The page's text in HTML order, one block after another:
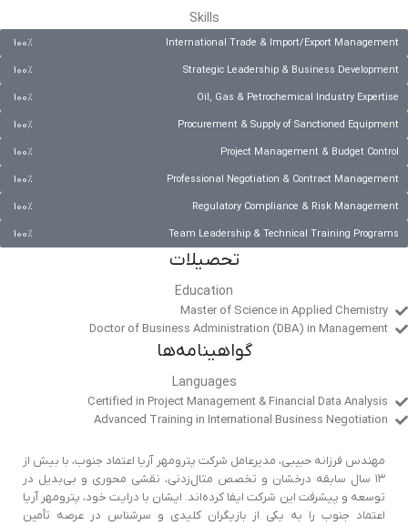
Skills
International Trade & Import/Export Management
100%
Strategic Leadership & Business Development
100%
Oil, Gas & Petrochemical Industry Expertise
100%
Procurement & Supply of Sanctioned Equipment
100%
Project Management & Budget Control
100%
Professional Negotiation & Contract Management
100%
Regulatory Compliance & Risk Management
100%
Team Leadership & Technical Training Programs
100%
تحصیلات
Education
Master of Science in Applied Chemistry
Doctor of Business Administration (DBA) in Management
گواهینامه‌ها
Languages
Certified in Project Management & Financial Data Analysis
Advanced Training in International Business Negotiation
مهندس فرزانه حبیبی، مدیرعامل شرکت پترومهر آریا اعتماد جنوب، با بیش از
۱۳ سال سابقه درخشان و تخصص مثال‌زدنی، نقشی محوری و بی‌بدیل در
توسعه و پیشرفت این شرکت ایفا کرده‌اند. ایشان با درایت خود، پترومهر آریا
اعتماد جنوب را به یکی از بازیگران کلیدی و سرشناس در عرصه تأمین